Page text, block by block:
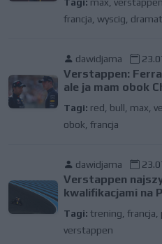
francja wyscig dramat
dawidjama
Verstappen:
ale ja mam obok
Tagi: red bull max
obok francja
dawidjama
Verstappen
kwalifikacjami na
Tagi: trening francja
verstappen